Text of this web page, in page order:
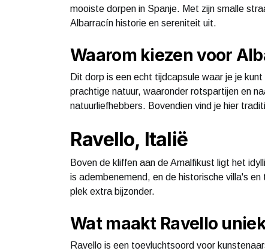
mooiste dorpen in Spanje. Met zijn smalle
Albarracín historie en sereniteit uit.
Waarom kiezen voor
Dit dorp is een echt tijdcapsule waar je je
prachtige natuur, waaronder rotspartijen en
natuurliefhebbers. Bovendien vind je hier
Ravello, Italië
Boven de kliffen aan de Amalfikust ligt het
is adembenemend, en de historische villa's
plek extra bijzonder.
Wat maakt Ravello
Ravello is een toevluchtsoord voor